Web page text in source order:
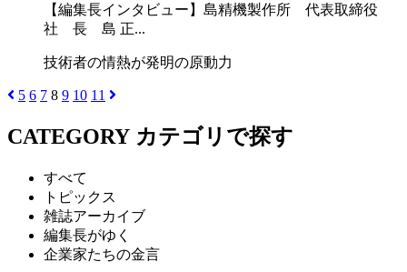
【編集長インタビュー】島精機製作所 代表取締役
社 長 島 正...
技術者の情熱が発明の原動力
5 6 7 8 9 10 11
CATEGORY カテゴリで探す
すべて
トピックス
雑誌アーカイブ
編集長がゆく
企業家たちの金言